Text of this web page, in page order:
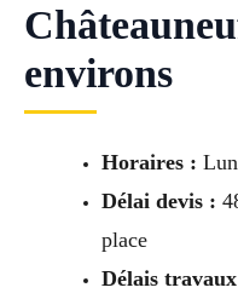
environs
Horaires :
Délai devis :
place
Délais